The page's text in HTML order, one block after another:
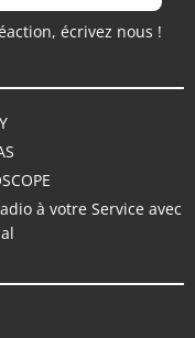
écrivez nous !
à votre Service avec